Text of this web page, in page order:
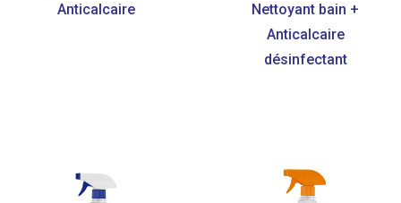
Anticalcaire
Nettoyant bain +
Anticalcaire
désinfectant